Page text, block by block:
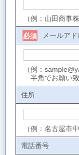
（例：山田商事
メールアド
必須
（例：
半角でお願い致
住所
（例：名古屋市
電話番号